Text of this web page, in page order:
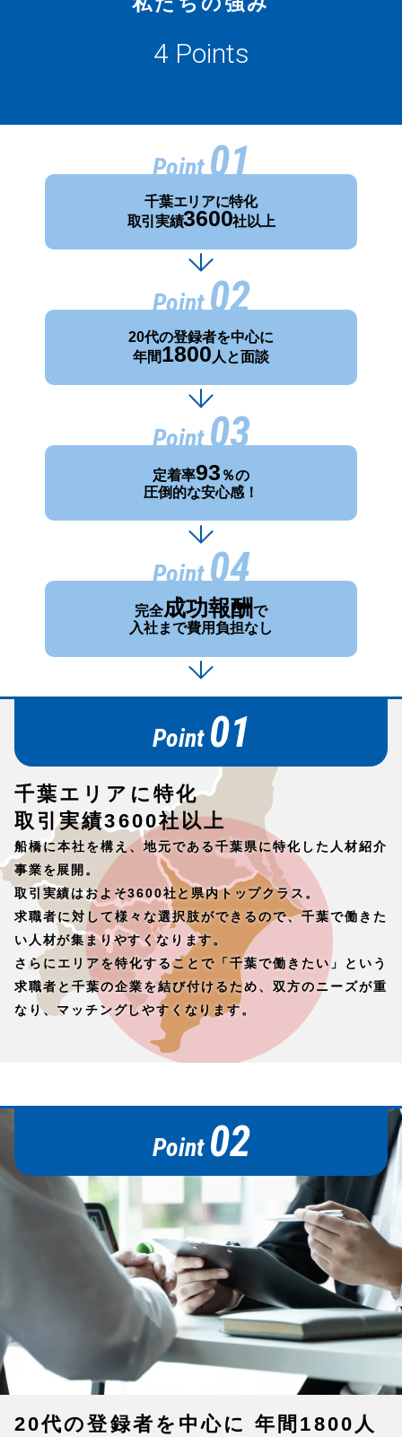
4 Points
Point01
千葉エリアに特化
取引実績3600社以上
Point02
20代の登録者を中心に
年間1800 人と面談
Point03
定着率93 ％の
圧倒的な安心感！
Point04
完全成功報酬で
入社まで費用負担なし
Point 01
千葉エリアに特化
取引実績3600社以上
船橋に本社を構え、地元である千葉県に特化した人材紹介
事業を展開。
取引実績はおよそ3600社と県内トップクラス。
求職者に対して様々な選択肢ができるので、千葉で働きた
い人材が集まりやすくなります。
さらにエリアを特化することで「千葉で働きたい」という
求職者と千葉の企業を結び付けるため、双方のニーズが重
なり、マッチングしやすくなります。
Point 02
20代の登録者を中心に 年間1800人